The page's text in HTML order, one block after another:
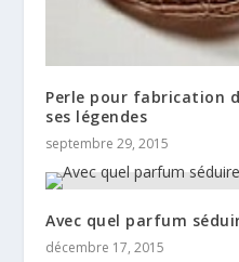
Perle pour fabrication
ses légendes
septembre 29, 2015
Avec quel parfum
décembre 17, 2015